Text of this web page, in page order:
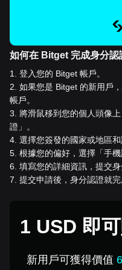
如何在 Bitget 完成身分認
1
登入您的 Bitget 帳戶。
2 如果您是 Bitget 的新用戶
帳戶。
3 將滑鼠移到您的個人頭像
證」。
4 選擇您簽發的國家或地區
5 根據您的偏好，選擇「手機
6 填寫您的詳細資訊，提交
7 提交申請後，身分認證就完
1 USD 即
新用戶可獲得價值